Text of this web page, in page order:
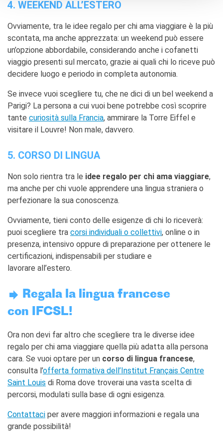
4. WEEKEND ALL’ESTERO
Ovviamente, tra le idee regalo per chi ama viaggiare è la più
scontata, ma anche apprezzata: un weekend può essere
un’opzione abbordabile, considerando anche i cofanetti
viaggio presenti sul mercato, grazie ai quali chi lo riceve può
decidere luogo e periodo in completa autonomia.
Se invece vuoi scegliere tu, che ne dici di un bel weekend a
Parigi? La persona a cui vuoi bene potrebbe così scoprire
tante curiosità sulla Francia, ammirare la Torre Eiffel e
visitare il Louvre! Non male, davvero.
5. CORSO DI LINGUA
Non solo rientra tra le idee regalo per chi ama viaggiare,
ma anche per chi vuole apprendere una lingua straniera o
perfezionare la sua conoscenza.
Ovviamente, tieni conto delle esigenze di chi lo riceverà:
puoi scegliere tra corsi individuali o collettivi, online o in
presenza, intensivo oppure di preparazione per ottenere le
certificazioni, indispensabili per studiare e
lavorare all’estero.
Regala la lingua francese
con IFCSL!
Ora non devi far altro che scegliere tra le diverse idee
regalo per chi ama viaggiare quella più adatta alla persona
cara. Se vuoi optare per un corso di lingua francese,
consulta l’offerta formativa dell’Institut Français Centre
Saint Louis di Roma dove troverai una vasta scelta di
percorsi, modulati sulla base di ogni esigenza.
Contattaci per avere maggiori informazioni e regala una
grande possibilità!